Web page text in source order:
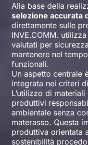
Alla base della
selezione accurata
direttamente sulle
INVE.COMM.
valutati per
mantenere nel
funzionali.
Un aspetto centrale
integrata nei criteri
L’utilizzo di
produttivi
ambientale senza
materasso. Questa
produttiva orientata
sostenibilità